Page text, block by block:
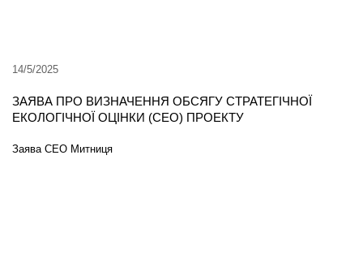
14/5/2025
ЗАЯВА ПРО ВИЗНАЧЕННЯ ОБСЯГУ СТРАТЕГІЧНОЇ
ЕКОЛОГІЧНОЇ ОЦІНКИ (СЕО) ПРОЕКТУ
Заява СЕО Митниця